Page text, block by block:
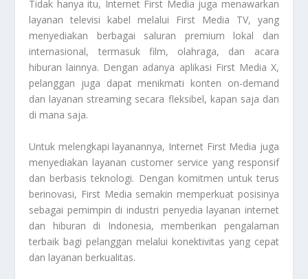
Tidak hanya itu, Internet First Media juga menawarkan
layanan televisi kabel melalui First Media TV, yang
menyediakan berbagai saluran premium lokal dan
internasional, termasuk film, olahraga, dan acara
hiburan lainnya. Dengan adanya aplikasi First Media X,
pelanggan juga dapat menikmati konten on-demand
dan layanan streaming secara fleksibel, kapan saja dan
di mana saja.
Untuk melengkapi layanannya, Internet First Media juga
menyediakan layanan customer service yang responsif
dan berbasis teknologi. Dengan komitmen untuk terus
berinovasi, First Media semakin memperkuat posisinya
sebagai pemimpin di industri penyedia layanan internet
dan hiburan di Indonesia, memberikan pengalaman
terbaik bagi pelanggan melalui konektivitas yang cepat
dan layanan berkualitas.